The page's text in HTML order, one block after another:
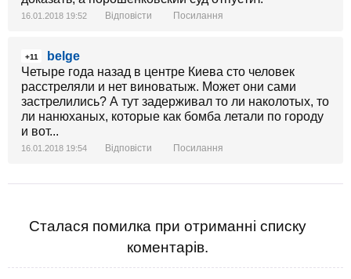
16.01.2018 19:52 Відповісти Посилання
+11
belge
Четыре года назад в центре Киева сто человек
расстреляли и нет виноватыж. Может они сами
застрелились? А тут задерживал то ли наколотых, то
ли нанюханых, которые как бомба летали по городу
и вот...
16.01.2018 19:54 Відповісти Посилання
Сталася помилка при отриманні списку
коментарів.